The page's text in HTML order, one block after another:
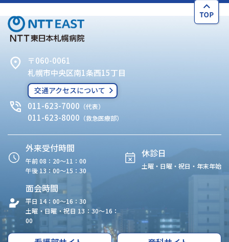
〒060-0061
札幌市中央区南1条西15丁目
交通アクセスについて
011-623-7000 （代表）
011-623-8000 （救急医療部）
外来受付時間
午前 08：20〜11：00
午後 13：00〜15：30
休診日
土曜・日曜・祝日・年末年始
面会時間
平日 14：00〜16：30
土曜・日曜・祝日 13：30〜16：
00